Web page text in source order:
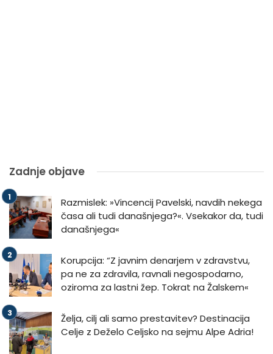
Zadnje objave
Razmislek: »Vincencij Pavelski, navdih nekega
časa ali tudi današnjega?«. Vsekakor da, tudi
današnjega«
Korupcija: “Z javnim denarjem v zdravstvu,
pa ne za zdravila, ravnali negospodarno,
oziroma za lastni žep. Tokrat na Žalskem«
Želja, cilj ali samo prestavitev? Destinacija
Celje z Deželo Celjsko na sejmu Alpe Adria!